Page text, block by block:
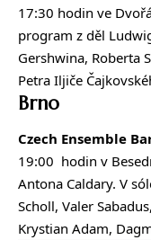
17:30 hodin ve
program z děl
Gershwina, Roberta
Petra Iljiče
Brno
Czech Ensemble
19:00 hodin v
Antona Caldary. V
Scholl, Valer
Krystian Adam,